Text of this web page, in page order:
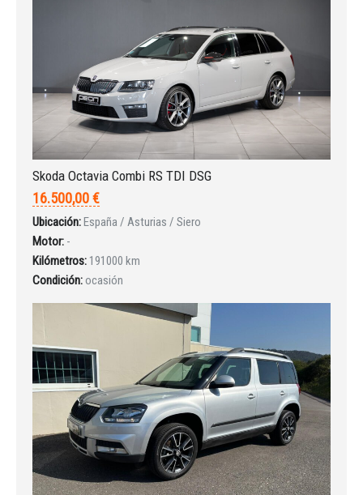
Iniciar sesión
INICIAR SESIÓN
¿Ha olvidado la contraseña?
Skoda Octavia Combi RS TDI DSG
16.500,00 €
Ubicación:España / Asturias / Siero
Motor: -
Kilómetros: 191000 km
Condición:ocasión